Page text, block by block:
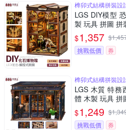
榫卯式結構拼裝設
LGS DIY模型
製 玩具 拼圖 拼
$1,357 $
挑戰低價
券
榫卯式結構拼裝設
LGS 木質 特務
體 木製 玩具 拼
禮物
$1,249 $
挑戰低價
券